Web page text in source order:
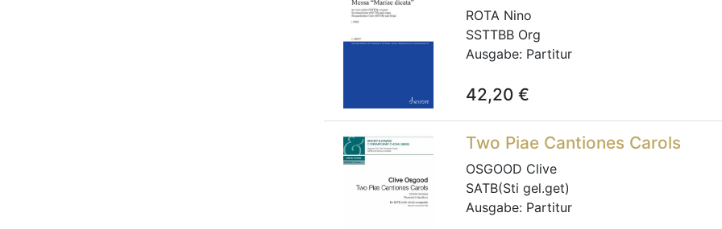
ROTA Nino
SSTTBB Org
Ausgabe: Partitur
42,20 €
Two Piae Cantiones Carols
OSGOOD Clive
SATB(Sti gel.get)
Ausgabe: Partitur